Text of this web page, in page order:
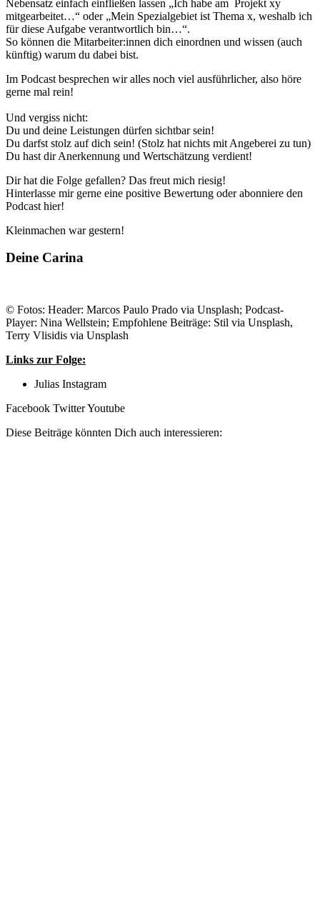
Nebensatz einfach einfließen lassen „Ich habe am Projekt xy
mitgearbeitet…“ oder „Mein Spezialgebiet ist Thema x, weshalb ich
für diese Aufgabe verantwortlich bin…“.
So können die Mitarbeiter:innen dich einordnen und wissen (auch
künftig) warum du dabei bist.
Im Podcast besprechen wir alles noch viel ausführlicher, also höre
gerne mal rein!
Und vergiss nicht:
Du und deine Leistungen dürfen sichtbar sein!
Du darfst stolz auf dich sein! (Stolz hat nichts mit Angeberei zu tun)
Du hast dir Anerkennung und Wertschätzung verdient!
Dir hat die Folge gefallen? Das freut mich riesig!
Hinterlasse mir gerne eine positive Bewertung oder abonniere den
Podcast hier!
Kleinmachen war gestern!
Deine Carina
© Fotos: Header: Marcos Paulo Prado via Unsplash; Podcast-
Player: Nina Wellstein; Empfohlene Beiträge: Stil via Unsplash,
Terry Vlisidis via Unsplash
Links zur Folge:
Julias Instagram
Facebook TwitterYoutube
Diese Beiträge könnten Dich auch interessieren: